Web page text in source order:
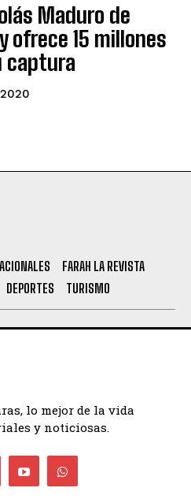
Maduro de
ofrece 15 millones
captura
FARAH LA REVISTA
DEPORTES TURISMO
lo mejor de la vida
y noticiosas.